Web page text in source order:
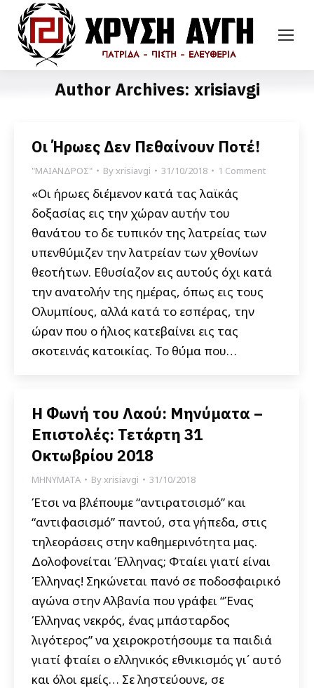
Author Archives: xrisiavgi
Οι Ήρωες Δεν Πεθαίνουν Ποτέ!
"ΜΑΙΑΝΔΡΟΣ" Byxrisiavgi 31/10/2018 1 Comment
«Οι ήρωες διέμενον κατά τας λαϊκάς
δοξασίας εις την χώραν αυτήν του
θανάτου το δε τυπικόν της λατρείας των
υπενθύμιζεν την λατρείαν των χθονίων
θεοτήτων. Εθυσίαζον εις αυτούς όχι κατά
την ανατολήν της ημέρας, όπως εις τους
Ολυμπίους, αλλά κατά το εσπέρας, την
ώραν που ο ήλιος κατεβαίνει εις τας
σκοτεινάς κατοικίας. Το θύμα που…
Η Φωνή του Λαού: Μηνύματα –
Επιστολές: Τετάρτη 31
Οκτωβρίου 2018
ΜΗΝΥΜΑΤΑ Byxrisiavgi 31/10/2018
Έτσι να βλέπουμε “αντιρατσισμό” και
“αντιφασισμό” παντού, στα γήπεδα, στις
τηλεοράσεις στην καθημερινότητα μας.
Δολοφονείται Έλληνας; Φταίει γιατί είναι
Έλληνας! Σηκώνεται πανό σε ποδοσφαιρικό
αγώνα στην Αλβανία που γράφει “Ένας
Έλληνας νεκρός, ένας μπάσταρδος
λιγότερος” να χειροκροτήσουμε τα παιδιά
γιατί φταίει ο ελληνικός εθνικισμός γι΄ αυτό
και όλοι εμείς… Σε ληστεύουνε, σε